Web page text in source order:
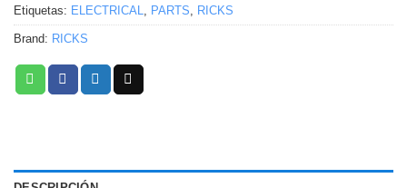
Etiquetas: ELECTRICAL PARTS RICKS
Brand: RICKS